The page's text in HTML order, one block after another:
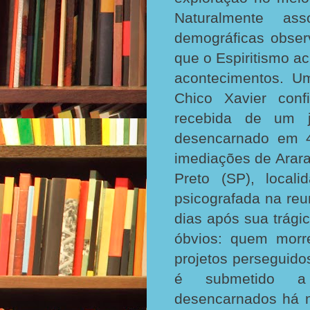
Naturalmente
demográficas
que o Espiritismo
acontecimentos.
Chico Xavier
recebida de
desencarnado
imediações de
Preto (SP),
psicografada na
dias após sua
óbvios: quem
projetos
é submetido a
desencarnados há